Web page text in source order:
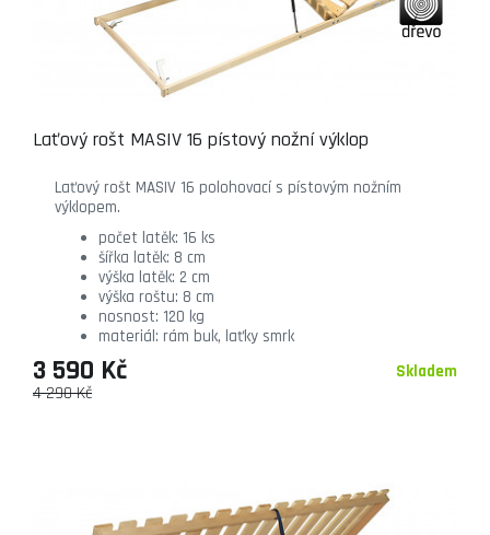
Laťový rošt MASIV 16 pístový nožní výklop
Laťový rošt MASIV 16 polohovací s pístovým nožním
výklopem.
počet latěk: 16 ks
šířka latěk: 8 cm
výška latěk: 2 cm
výška roštu: 8 cm
nosnost: 120 kg
materiál: rám buk, laťky smrk
Skladem
4 290 Kč
3 590 Kč